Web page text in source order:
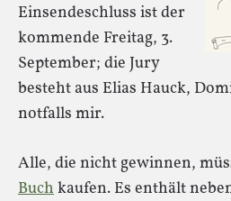
Einsendeschluss ist der
kommende Freitag, 3.
September; die Jury
besteht aus Elias Hauck,
notfalls mir.
Alle, die nicht gewinnen,
Buchkaufen. Es enthält